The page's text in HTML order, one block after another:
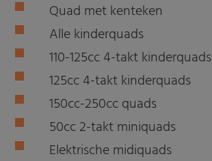
Quad met kenteken
Alle kinderquads
110-125cc 4-takt kinderquads
125cc 4-takt kinderquads
150cc-250cc quads
50cc 2-takt miniquads
Elektrische midiquads